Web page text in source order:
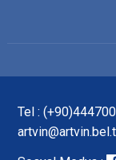
Tel :